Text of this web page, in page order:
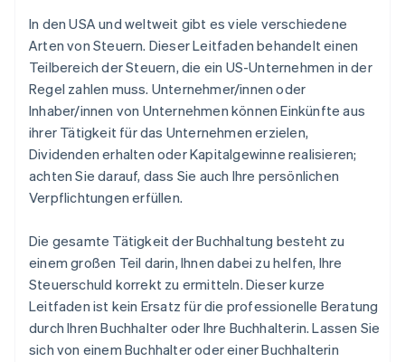
In den USA und weltweit gibt es viele verschiedene
Arten von Steuern. Dieser Leitfaden behandelt einen
Teilbereich der Steuern, die ein US-Unternehmen in der
Regel zahlen muss. Unternehmer/innen oder
Inhaber/innen von Unternehmen können Einkünfte aus
ihrer Tätigkeit für das Unternehmen erzielen,
Dividenden erhalten oder Kapitalgewinne realisieren;
achten Sie darauf, dass Sie auch Ihre persönlichen
Verpflichtungen erfüllen.
Die gesamte Tätigkeit der Buchhaltung besteht zu
einem großen Teil darin, Ihnen dabei zu helfen, Ihre
Steuerschuld korrekt zu ermitteln. Dieser kurze
Leitfaden ist kein Ersatz für die professionelle Beratung
durch Ihren Buchhalter oder Ihre Buchhalterin. Lassen Sie
sich von einem Buchhalter oder einer Buchhalterin